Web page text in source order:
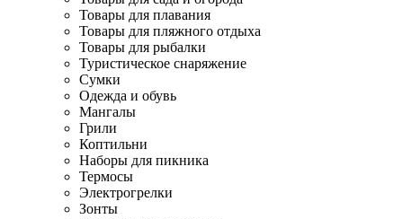
Товары для плавания
Товары для пляжного отдыха
Товары для рыбалки
Туристическое снаряжение
Сумки
Одежда и обувь
Мангалы
Грили
Коптильни
Наборы для пикника
Термосы
Электрогрелки
Зонты